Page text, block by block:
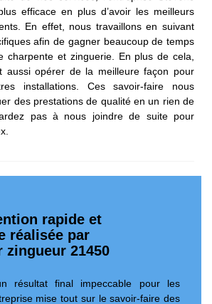
efficace en plus d’avoir les meilleurs
En effet, nous travaillons en suivant
afin de gagner beaucoup de temps
charpente et zinguerie. En plus de cela,
aussi opérer de la meilleure façon pour
installations. Ces savoir-faire nous
des prestations de qualité en un rien de
pas à nous joindre de suite pour
rapide et
réalisée par
zingueur 21450
résultat final impeccable pour les
mise tout sur le savoir-faire des